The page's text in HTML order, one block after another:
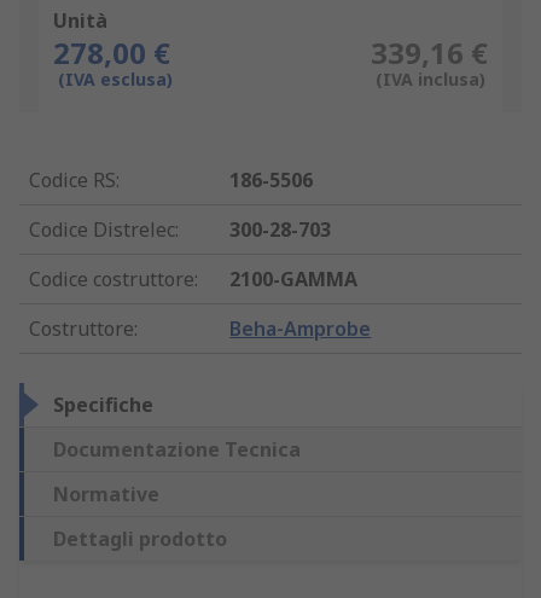
Unità
278,00 €
(IVA esclusa)
339,16 €
(IVA inclusa)
Codice RS:
186-5506
Codice Distrelec:
300-28-703
Codice costruttore:
2100-GAMMA
Costruttore: Beha-Amprobe
Specifiche
Documentazione Tecnica
Normative
Dettagli prodotto